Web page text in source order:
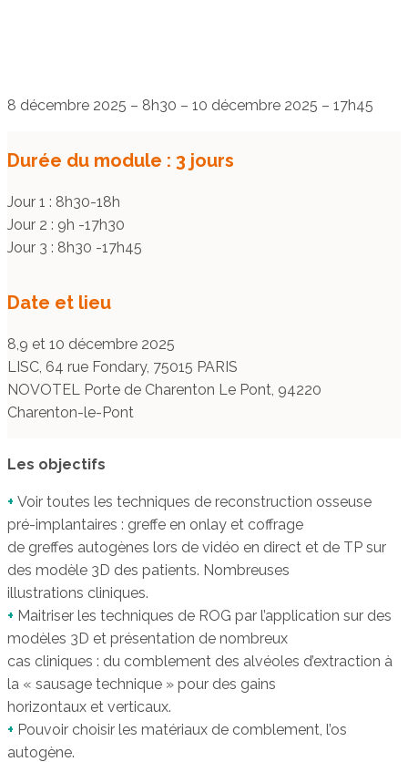
8 décembre 2025 – 8h30 – 10 décembre 2025 – 17h45
Durée du module : 3 jours
Jour 1 : 8h30-18h
Jour 2 : 9h -17h30
Jour 3 : 8h30 -17h45
Date et lieu
8,9 et 10 décembre 2025
LISC, 64 rue Fondary, 75015 PARIS
NOVOTEL Porte de Charenton Le Pont, 94220
Charenton-le-Pont
Les objectifs
+ Voir toutes les techniques de reconstruction osseuse
pré-implantaires : greffe en onlay et coffrage
de greffes autogènes lors de vidéo en direct et de TP sur
des modèle 3D des patients. Nombreuses
illustrations cliniques.
+ Maitriser les techniques de ROG par l’application sur des
modèles 3D et présentation de nombreux
cas cliniques : du comblement des alvéoles d’extraction à
la « sausage technique » pour des gains
horizontaux et verticaux.
+ Pouvoir choisir les matériaux de comblement, l’os
autogène.